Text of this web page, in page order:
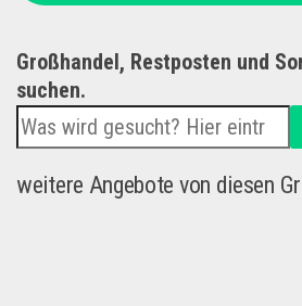
Großhandel, Restposten und
suchen.
weitere Angebote von diesen